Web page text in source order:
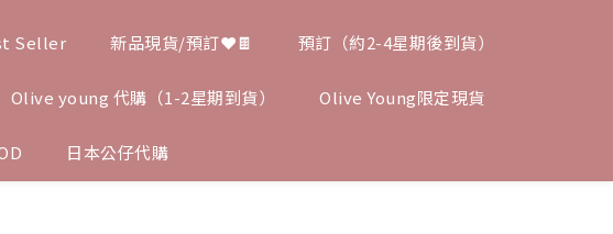
Seller 新品現貨/預訂❤️🍫 預訂（約2-4星期後到貨）
Olive young 代購（1-2星期到貨） Olive Young限定現貨
日本公仔代購